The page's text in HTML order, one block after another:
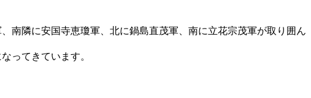
南隣に安国寺恵瓊軍、北に鍋島直茂軍、南に立花宗茂軍が取り囲ん
ってきています。